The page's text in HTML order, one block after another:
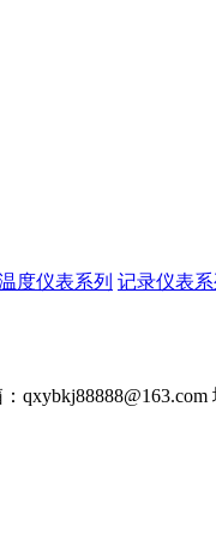
度仪表系列 记录仪表系
qxybkj88888@163.com